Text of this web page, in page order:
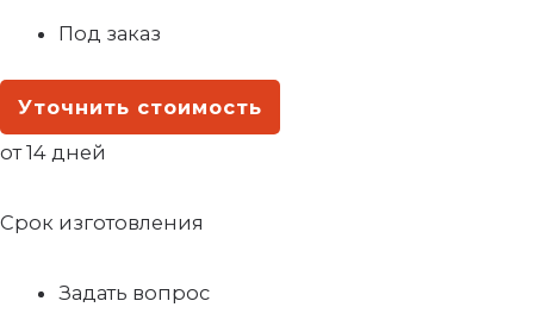
Под заказ
Уточнить стоимость
от 14 дней
Срок изготовления
Задать вопрос